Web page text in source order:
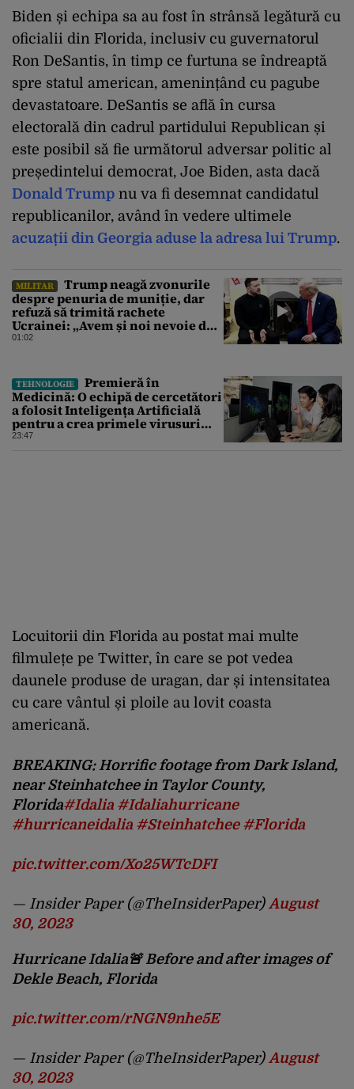
Biden și echipa sa au fost în strânsă legătură cu
oficialii din Florida, inclusiv cu guvernatorul
Ron DeSantis, în timp ce furtuna se îndreaptă
spre statul american, amenințând cu pagube
devastatoare. DeSantis se află în cursa
electorală din cadrul partidului Republican și
este posibil să fie următorul adversar politic al
președintelui democrat, Joe Biden, asta dacă
Donald Trump nu va fi desemnat candidatul
republicanilor, având în vedere ultimele
acuzații din Georgia aduse la adresa lui Trump.
MILITAR
Trump neagă zvonurile
despre penuria de muniție, dar
refuză să trimită rachete
Ucrainei: „Avem și noi nevoie de
rachete”
01:02
TEHNOLOGIE
Premieră în
Medicină: O echipă de cercetători
a folosit Inteligența Artificială
pentru a crea primele virusuri
sintetice la tratarea de E.coli
23:47
Locuitorii din Florida au postat mai multe
filmulețe pe Twitter, în care se pot vedea
daunele produse de uragan, dar și intensitatea
cu care vântul și ploile au lovit coasta
americană.
BREAKING: Horrific footage from Dark Island,
near Steinhatchee in Taylor County,
Florida#Idalia #Idaliahurricane
#hurricaneidalia #Steinhatchee #Florida
pic.twitter.com/Xo25WTcDFI
— Insider Paper (@TheInsiderPaper) August
30, 2023
Hurricane Idalia🚨 Before and after images of
Dekle Beach, Florida
pic.twitter.com/rNGN9nhe5E
— Insider Paper (@TheInsiderPaper) August
30, 2023